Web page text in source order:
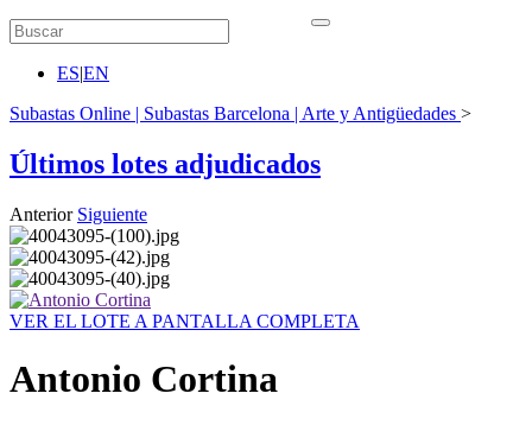
ES|EN
Subastas Online | Subastas Barcelona | Arte y Antigüedades >
Últimos lotes adjudicados
Anterior Siguiente
VER EL LOTE A PANTALLA COMPLETA
Antonio Cortina